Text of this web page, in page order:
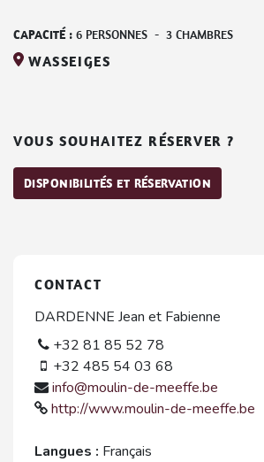
CAPACITÉ : 6 PERSONNES - 3 CHAMBRES
WASSEIGES
VOUS SOUHAITEZ RÉSERVER ?
DISPONIBILITÉS ET RÉSERVATION
CONTACT
DARDENNE Jean et Fabienne
+32 81 85 52 78
+32 485 54 03 68
info@moulin-de-meeffe.be
http://www.moulin-de-meeffe.be
Langues : Français